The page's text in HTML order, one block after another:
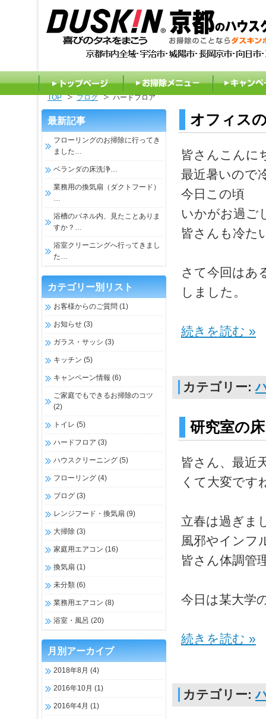
TOP ブログ ハードフロア
最新記事
フローリングのお掃除に行ってき
ました…
ベランダの床洗浄…
業務用の換気扇（ダクトフード）
…
浴槽のパネル内、見たことありま
すか？…
浴室クリーニングへ行ってきまし
た…
カテゴリー別リスト
お客様からのご質問 (1)
お知らせ (3)
ガラス・サッシ (3)
キッチン (5)
キャンペーン情報 (6)
ご家庭でもできるお掃除のコツ
(2)
トイレ (5)
ハードフロア (3)
ハウスクリーニング (5)
フローリング (4)
ブログ (3)
レンジフード・換気扇 (9)
大掃除 (3)
家庭用エアコン (16)
換気扇 (1)
未分類 (6)
業務用エアコン (8)
浴室・風呂 (20)
月別アーカイブ
2018年8月 (4)
2016年10月 (1)
2016年4月 (1)
オフィス
皆さんこんに
最近暑いので
今日この頃
いかがお過ご
皆さんも冷た
さて今回はあ
しました。
続きを読む »
カテゴリー:
研究室の
皆さん、最近
くて大変です
立春は過ぎま
風邪やインフ
皆さん体調管
今日は某大学
続きを読む »
カテゴリー:
トップページ お掃除メニュー